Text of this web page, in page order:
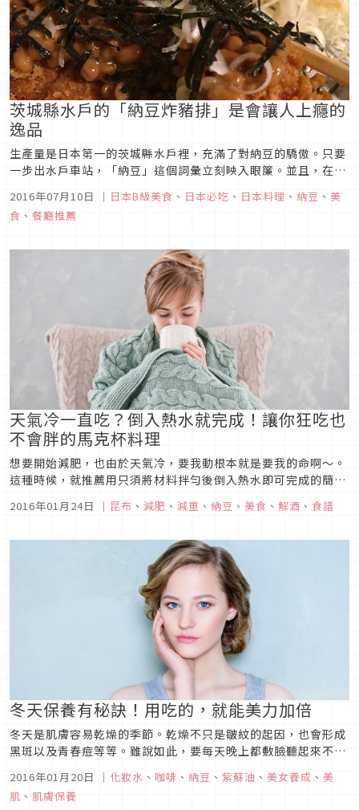
茨城縣水戶的「納豆炸豬排」是會讓人上癮的
逸品
生產量是日本第一的茨城縣水戶裡，充滿了對納豆的驕傲。只要
一步出水戶車站，「納豆」這個詞彙立刻映入眼簾。並且，在水
豆拉麵、納豆巧克力，甚至連「納豆炸豬排」都有。 到底，所謂
的「納豆炸豬排」，是什麼樣的味道呢？
2016年07月10日 ｜ 日本B級美食 、 日本必吃 、 日本料理 、 納豆 、 美
食 、 餐廳推薦
天氣冷一直吃？倒入熱水就完成！讓你狂吃也
不會胖的馬克杯料理
想要開始減肥，也由於天氣冷，要我動根本就是要我的命啊〜。
這種時候，就推薦用只須將材料拌勻後倒入熱水即可完成的簡單
2016年01月24日 ｜ 昆布 、 減肥 、 減重 、 納豆 、 美食 、 解酒 、 食譜
冬天保養有秘訣！用吃的，就能美力加倍
冬天是肌膚容易乾燥的季節。乾燥不只是皺紋的起因，也會形成
黑斑以及青春痘等等。雖說如此，要每天晚上都敷臉聽起來不太
續下去美容美肌，必須要符合她們的生活習慣才行。到底是有什
麼好方法呢？
2016年01月20日 ｜ 化妝水 、 咖啡 、 納豆 、 紫蘇油 、 美女養成 、 美
肌 、 肌膚保養